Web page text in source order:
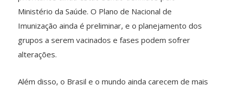
Ministério da Saúde. O Plano de Nacional de
Imunização ainda é preliminar, e o planejamento dos
grupos a serem vacinados e fases podem sofrer
alterações.
Além disso, o Brasil e o mundo ainda carecem de mais